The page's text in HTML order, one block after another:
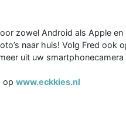
zowel Android als Apple
naar huis! Volg Fred
uit uw smartphonecamera
op www.eckkies.nl